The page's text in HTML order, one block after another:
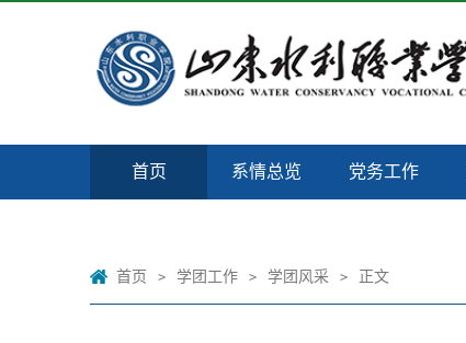
首页 系情总览 党务工作
首页 > 学团工作 > 学团风采 > 正文